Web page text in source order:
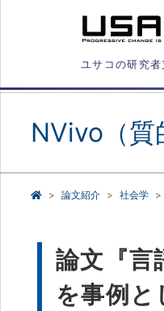
ユサコの研究者
NVivo（質
論文紹介 社会学
論文『言
を事例と